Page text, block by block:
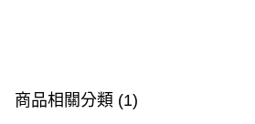
商品相關分類 (1)